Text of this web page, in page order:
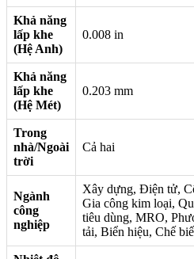
Khả năng
lấp khe
(Hệ Anh)
0.008 in
Khả năng
lấp khe
(Hệ Mét)
0.203 mm
Trong
nhà/Ngoài
trời
Cả hai
Ngành
công
nghiệp
Xây dựng, Điện tử,
Gia công kim loại,
tiêu dùng, MRO,
tải, Biển hiệu, Chế